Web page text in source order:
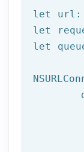
let
let
let